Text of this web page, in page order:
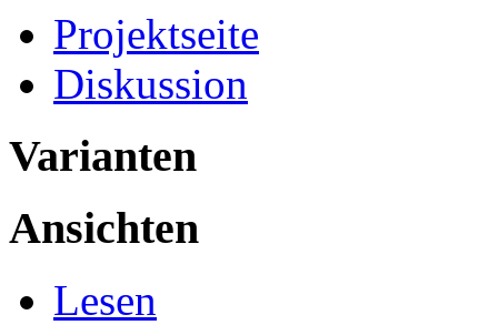
Projektseite
Diskussion
Varianten
Ansichten
Lesen